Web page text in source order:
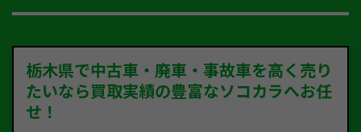
栃木県で中古車・廃車・事故車を高く売り
たいなら買取実績の豊富なソコカラへお任
せ！